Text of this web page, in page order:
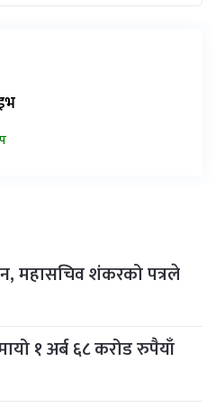
महासचिव शंकरको पत्रले
१ अर्ब ६८ करोड रुपैयाँ